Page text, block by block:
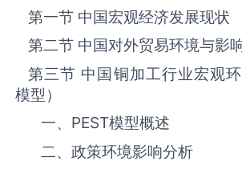
第一节 中国宏观经济发展现状
第二节 中国对外贸易环境与影
第三节 中国‌‌‌‌‌‌‌铜加工‌‌‌‌‌‌‌‌‌‌‌‌‌‌‌‌‌‌‌行业宏观
模型）
一、 PEST模型概述
二、政策环境影响分析